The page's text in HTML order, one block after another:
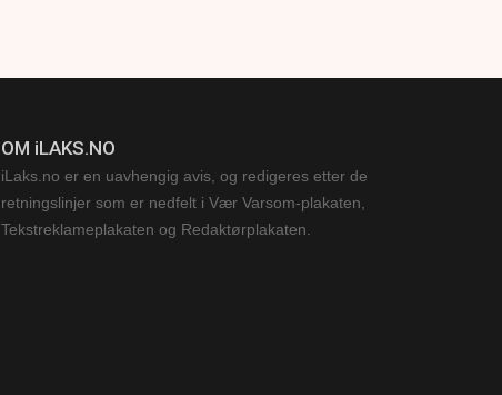
OM iLAKS.NO
iLaks.no er en uavhengig avis, og redigeres etter de
retningslinjer som er nedfelt i Vær Varsom-plakaten,
Tekstreklameplakaten og Redaktørplakaten.